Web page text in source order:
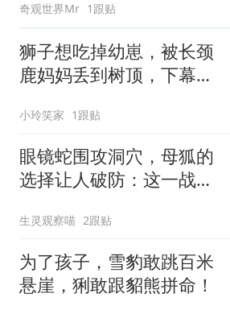
奇观世界Mr 1跟贴
狮子想吃掉幼崽，被长颈
鹿妈妈丢到树顶，下幕狮
小玲笑家 1跟贴
眼镜蛇围攻洞穴，母狐的
选择让人破防：这一战，
生灵观察喵 2跟贴
为了孩子，雪豹敢跳百米
悬崖，猁敢跟貂熊拼命！